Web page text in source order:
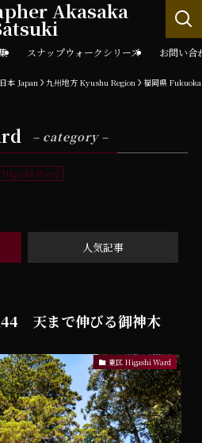
Akasaka
スナップウォークシリーズ お問い合
日本 Japan 九州地方 Kyushu Region 福岡県 Fukuoka
– category –
Higashi Ward
人気記事
天まで伸びる御神木
東区 Higashi Ward